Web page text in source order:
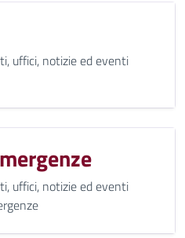
uffici, notizie ed eventi
uffici, notizie ed eventi